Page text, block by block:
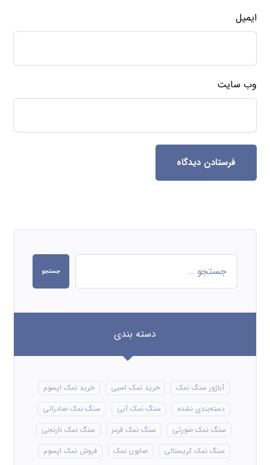
ایمیل
وب‌ سایت
فرستادن دیدگاه
جستجو
دسته بندی
آباژور سنگ نمک خرید نمک اسبی
خرید نمک اپسوم
دسته‌بندی نشده
سنگ نمک آبی
سنگ نمک صادراتی
سنگ نمک صورتی
سنگ نمک قرمز
سنگ نمک نارنجی
سنگ نمک کریستالی
صابون نمک
فروش نمک اپسوم